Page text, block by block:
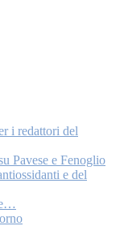
i redattori del
Pavese e Fenoglio
e del